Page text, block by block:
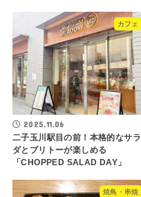
カフェ
2025.11.06
二子玉川駅目の前！本格的なサラ
ダとブリトーが楽しめる
「CHOPPED SALAD DAY」
焼鳥・串焼